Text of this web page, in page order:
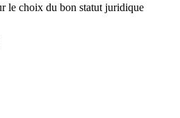
le choix du bon statut juridique